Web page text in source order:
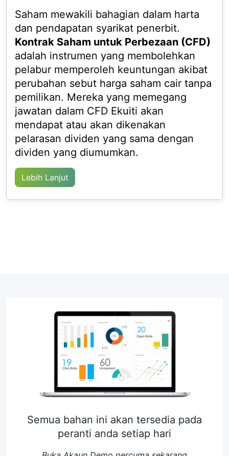
Saham mewakili bahagian dalam harta
dan pendapatan syarikat penerbit.
Kontrak Saham untuk Perbezaan (CFD)
adalah instrumen yang membolehkan
pelabur memperoleh keuntungan akibat
perubahan sebut harga saham cair tanpa
pemilikan. Mereka yang memegang
jawatan dalam CFD Ekuiti akan
mendapat atau akan dikenakan
pelarasan dividen yang sama dengan
dividen yang diumumkan.
Lebih Lanjut
Semua bahan ini akan tersedia pada
peranti anda setiap hari